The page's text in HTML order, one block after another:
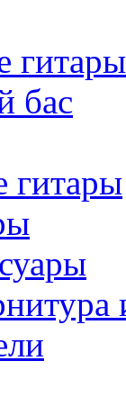
гитары
бас
гитары